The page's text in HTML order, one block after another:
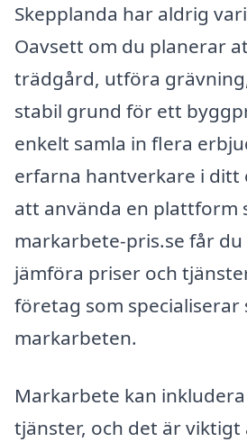
Skepplanda har aldrig
Oavsett om du planerar
trädgård, utföra
stabil grund för ett
enkelt samla in flera
erfarna hantverkare i ditt
att använda en plattform
markarbete-pris.se får
jämföra priser och
företag som specialiserar
markarbeten.
Markarbete kan
tjänster, och det är